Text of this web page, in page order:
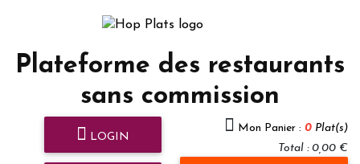
Plateforme des restaurants
sans commission
LOGIN
Mon Panier : 0 Plat(s)
Total : 0,00 €